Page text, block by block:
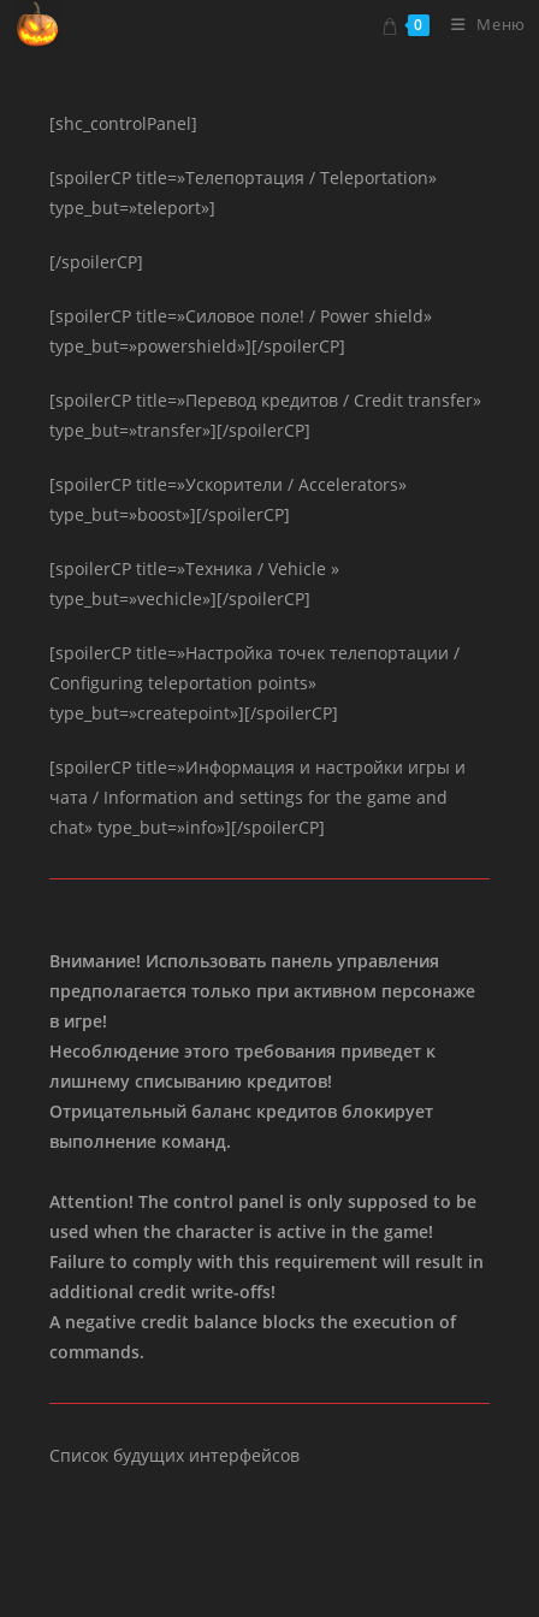
Перейти
0 Меню
[shc_controlPanel]
[spoilerCP title=»Телепортация / Teleportation»
type_but=»teleport»]
[/spoilerCP]
[spoilerCP title=»Силовое поле! / Power shield»
type_but=»powershield»][/spoilerCP]
[spoilerCP title=»Перевод кредитов / Credit transfer»
type_but=»transfer»][/spoilerCP]
[spoilerCP title=»Ускорители / Accelerators»
type_but=»boost»][/spoilerCP]
[spoilerCP title=»Техника / Vehicle »
type_but=»vechicle»][/spoilerCP]
[spoilerCP title=»Настройка точек телепортации /
Configuring teleportation points»
type_but=»createpoint»][/spoilerCP]
[spoilerCP title=»Информация и настройки игры и
чата / Information and settings for the game and
chat» type_but=»info»][/spoilerCP]
Внимание! Использовать панель управления
предполагается только при активном персонаже
в игре!
Несоблюдение этого требования приведет к
лишнему списыванию кредитов!
Отрицательный баланс кредитов блокирует
выполнение команд.
Attention! The control panel is only supposed to be
used when the character is active in the game!
Failure to comply with this requirement will result in
additional credit write-offs!
A negative credit balance blocks the execution of
commands.
Список будущих интерфейсов